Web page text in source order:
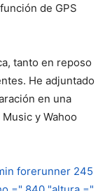
de GPS
tanto en reposo
He adjuntado
en una
y Wahoo